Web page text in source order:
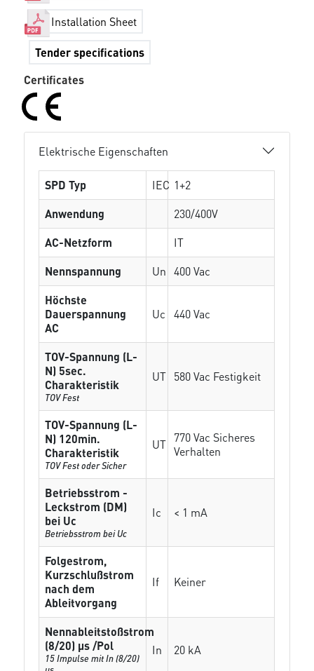
Installation Sheet
Tender specifications
Certificates
Elektrische Eigenschaften
SPD Typ IEC 1+2
Anwendung
230/400V
AC-Netzform
IT
Nennspannung
Un 400 Vac
Höchste
Dauerspannung
AC
Uc 440 Vac
TOV-Spannung (L-
N) 5sec.
Charakteristik
TOV Fest
UT 580 Vac Festigkeit
TOV-Spannung (L-
N) 120min.
Charakteristik
TOV Fest oder Sicher
UT 770 Vac Sicheres
Verhalten
Betriebsstrom -
Leckstrom (DM)
bei Uc
Betriebsstrom bei Uc
Ic < 1 mA
Folgestrom,
Kurzschlußstrom
nach dem
Ableitvorgang
If Keiner
Nennableitstoßstrom
(8/20) µs /Pol
15 Impulse mit In (8/20)
In 20 kA